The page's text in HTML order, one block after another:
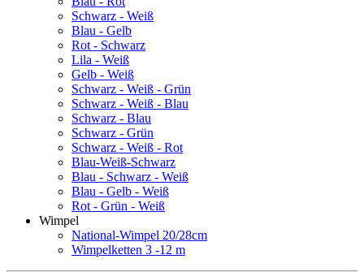
Schwarz - Weiß
Blau - Gelb
Rot - Schwarz
Lila - Weiß
Gelb - Weiß
Schwarz - Weiß - Grün
Schwarz - Weiß - Blau
Schwarz - Blau
Schwarz - Grün
Schwarz - Weiß - Rot
Blau-Weiß-Schwarz
Blau - Schwarz - Weiß
Blau - Gelb - Weiß
Rot - Grün - Weiß
Wimpel
National-Wimpel 20/28cm
Wimpelketten 3 -12 m